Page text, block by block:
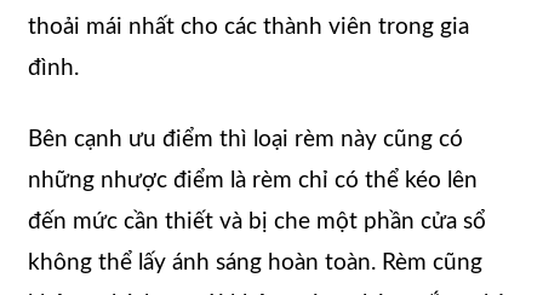
thoải mái nhất cho các thành viên trong gia
đình.
Bên cạnh ưu điểm thì loại rèm này cũng có
những nhược điểm là rèm chỉ có thể kéo lên
đến mức cần thiết và bị che một phần cửa sổ
không thể lấy ánh sáng hoàn toàn. Rèm cũng